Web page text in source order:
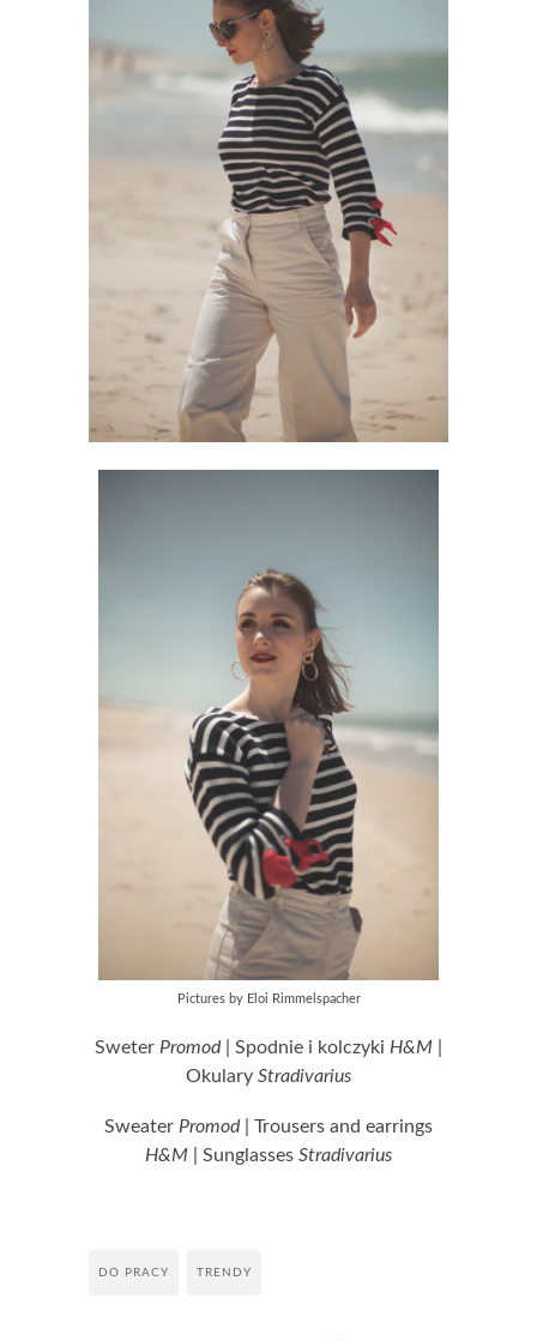
Pictures by Eloi Rimmelspacher
Sweter Promod | Spodnie i kolczyki H&M
Okulary Stradivarius
Sweater Promod
| Trousers and earrings
H&M
| Sunglasses Stradivarius
DO PRACY TRENDY